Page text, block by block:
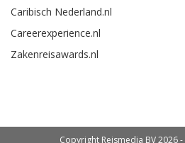
Caribisch Nederland.nl
Careerexperience.nl
Zakenreisawards.nl
Copyright Reismedia BV 2026 -